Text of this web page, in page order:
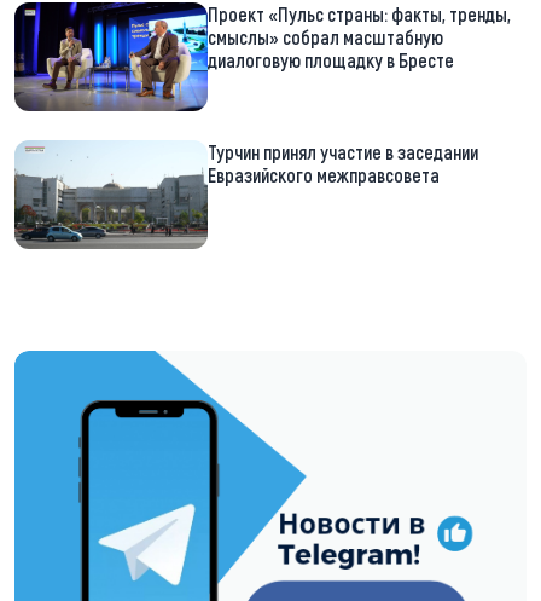
Проект «Пульс страны: факты, тренды,
смыслы» собрал масштабную
диалоговую площадку в Бресте
Турчин принял участие в заседании
Евразийского межправсовета
https://t.me/minskctvby